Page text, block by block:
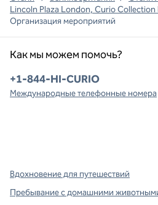
Lincoln Plaza London, Curio Collection
Организация мероприятий
Как мы можем помочь?
Телефон:
+1-844-HI-CURIO
Международные телефонные номера
Вдохновение для путешествий
Пребывание с домашними